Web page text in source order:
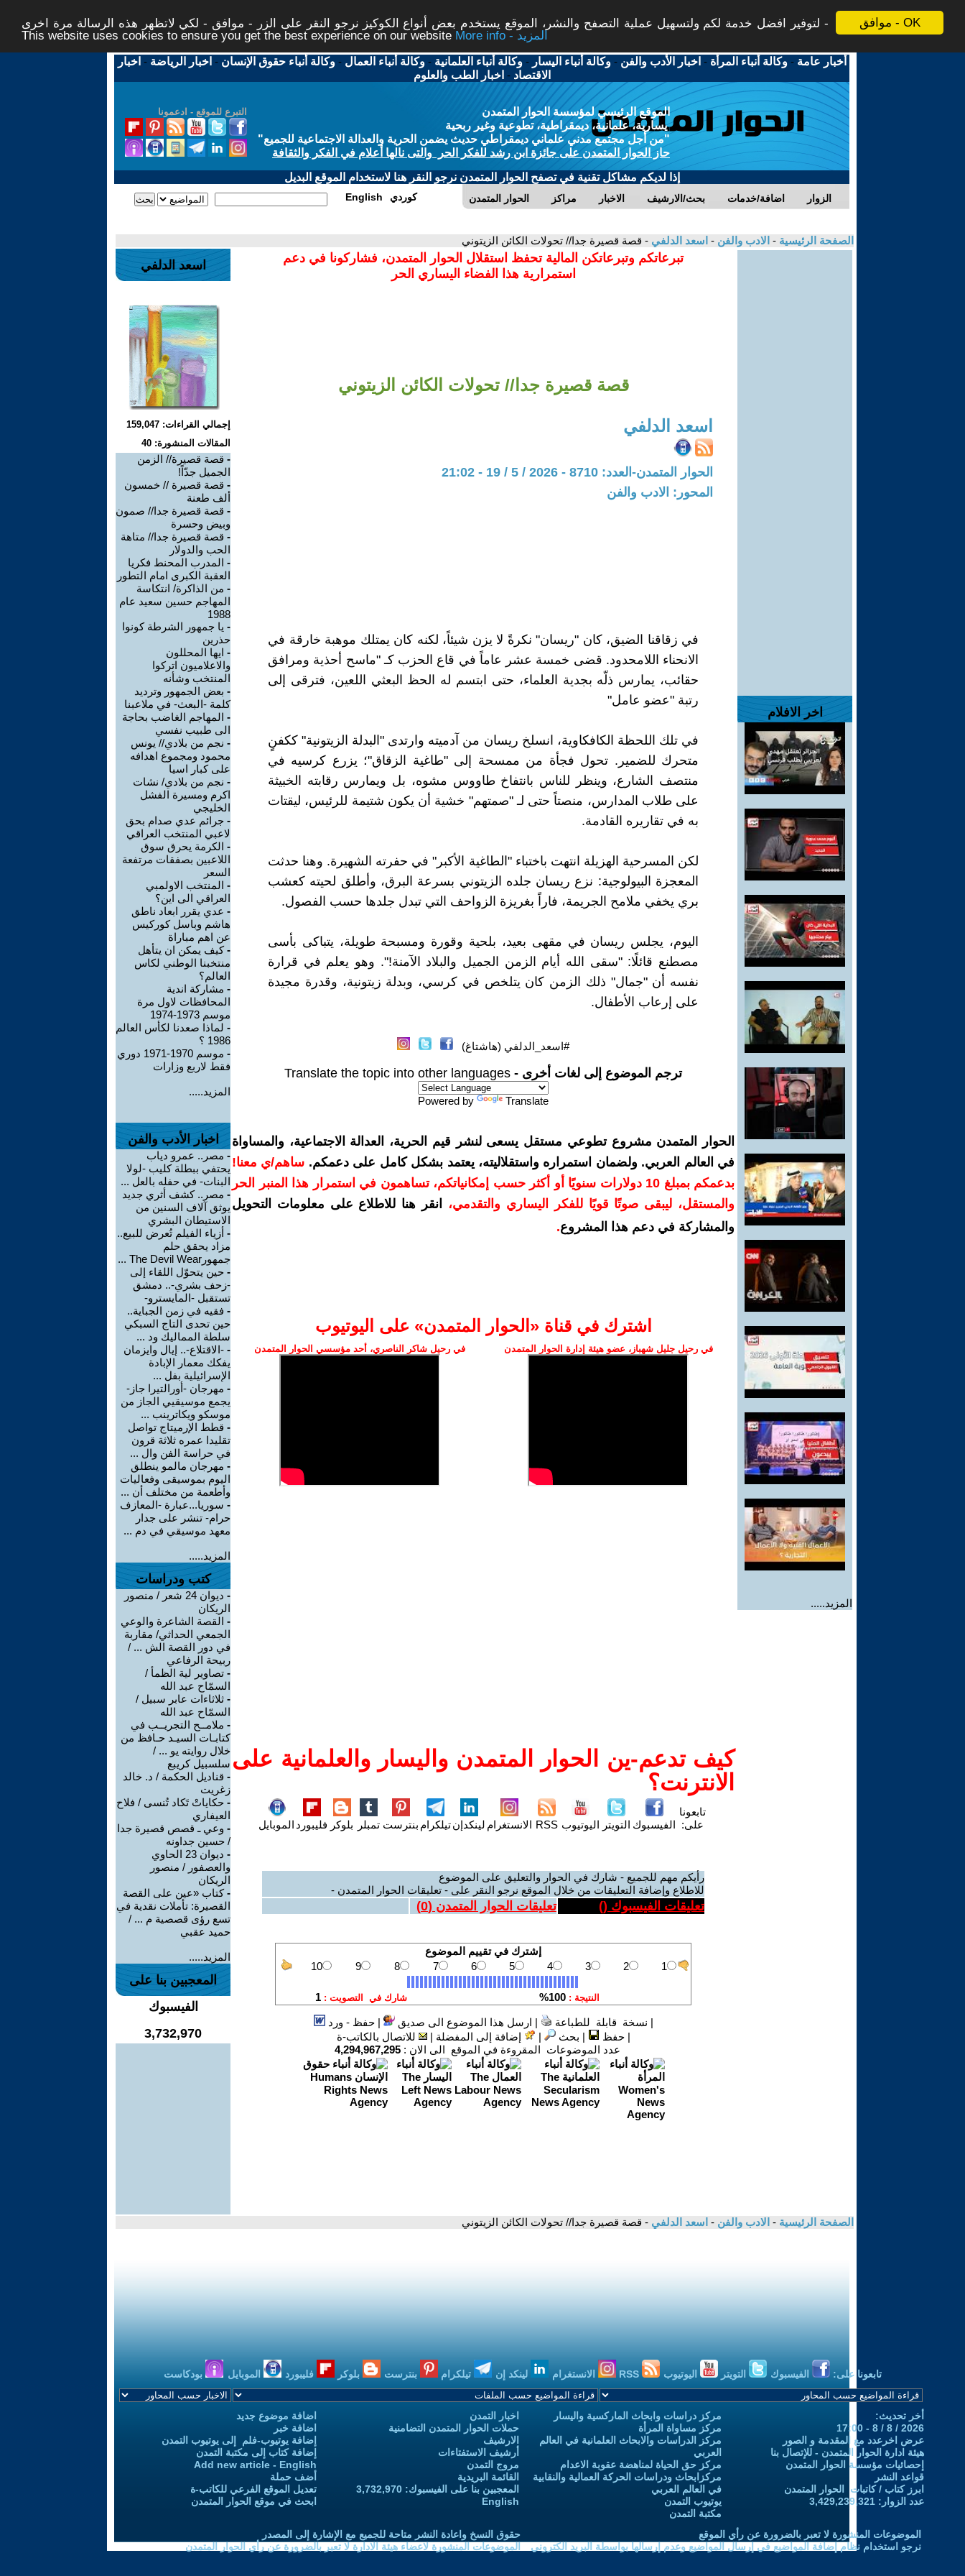
موافق - OK
لتوفير افضل خدمة لكم ولتسهيل عملية التصفح والنشر، الموقع يستخدم بعض أنواع الكوكيز نرجو النقر على الزر - موافق - لكي لاتظهر هذه الرسالة مرة اخرى -
This website uses cookies to ensure you get the best experience on our website
More info - المزيد
أخبار عامة -وكالة أنباء المرأة - اخبار الأدب والفن -وكالة أنباء اليسار -وكالة أنباء العلمانية -وكالة أنباء العمال -وكالة أنباء حقوق الإنسان - اخبار الرياضة - اخبار
الاقتصاد - اخبار الطب والعلوم
التبرع للموقع - ادعمونا
الموقع الرئيسي لمؤسسة الحوار المتمدن
يسارية، علمانية، ديمقراطية، تطوعية وغير ربحية
"من أجل مجتمع مدني علماني ديمقراطي حديث يضمن الحرية والعدالة الاجتماعية للجميع"
حاز الحوار المتمدن على جائزة ابن رشد للفكر الحر والتى نالها أعلام في الفكر والثقافة
إذا لديكم مشاكل تقنية في تصفح الحوار المتمدن نرجو النقر هنا لاستخدام الموقع البديل
الحوار المتمدن مراكز الاخبار بحث/الارشيف اضافة/خدمات الزوار English كوردي
الصفحة الرئيسية - الادب والفن - اسعد الدلفي - قصة قصيرة جدا// تحولات الكائن الزيتوني
اخر الافلام
المزيد.....
تبرعاتكم وتبرعاتكن المالية تحفظ استقلال الحوار المتمدن، فشاركونا في دعم
استمرارية هذا الفضاء اليساري الحر
قصة قصيرة جدا// تحولات الكائن الزيتوني
اسعد الدلفي
الحوار المتمدن-العدد: 8710 - 2026 / 5 / 19 - 21:02
المحور: الادب والفن
في زقاقنا الضيق، كان "ريسان" نكرةً لا يزن شيئاً، لكنه كان يمتلك موهبة خارقة في
الانحناء اللامحدود. قضى خمسة عشر عاماً في قاع الحزب كـ "ماسح أحذية ومرافق
حقائب، يمارس ذلّه بجدية العلماء، حتى ابتسم له الحظ البعثي اللعين، فترقى إلى
رتبة "عضو عامل"
في تلك اللحظة الكافكاوية، انسلخ ريسان من آدميته وارتدى "البدلة الزيتونية" ككفنٍ
متحرك للضمير. تحول فجأة من ممسحة إلى "طاغية الزقاق"؛ يزرع كرسيه في
منتصف الشارع، وينظر للناس بانتفاخ طاووس مشوه، بل ويمارس رقابته الخبيثة
على طلاب المدارس، منصتاً حتى لـ "صمتهم" خشية أن يكون شتيمة للرئيس، ليقتات
به في تقاريره القادمة.
لكن المسرحية الهزيلة انتهت باختباء "الطاغية الأكبر" في حفرته الشهيرة. وهنا حدثت
المعجزة البيولوجية: نزع ريسان جلده الزيتوني بسرعة البرق، وأطلق لحيته كعشب
بري يخفي ملامح الجريمة، فاراً بغريزة الزواحف التي تبدل جلدها حسب الفصول.
اليوم، يجلس ريسان في مقهى بعيد، بلحية وقورة ومسبحة طويلة، يتباكى بأسى
مصطنع قائلًا: "سقى الله أيام الزمن الجميل والبلاد الآمنة!". وهو يعلم في قرارة
نفسه أن "جمال" ذلك الزمن كان يتلخص في كرسي، وبدلة زيتونية، وقدرة مجيدة
على إرعاب الأطفال.
#اسعد_الدلفي (هاشتاغ)
ترجم الموضوع إلى لغات أخرى - Translate the topic into other languages
Powered by Translate
الحوار المتمدن مشروع تطوعي مستقل يسعى لنشر قيم الحرية، العدالة الاجتماعية، والمساواة
في العالم العربي. ولضمان استمراره واستقلاليته، يعتمد بشكل كامل على دعمكم. ساهم/ي معنا!
بدعمكم بمبلغ 10 دولارات سنويًا أو أكثر حسب إمكانياتكم، تساهمون في استمرار هذا المنبر الحر
والمستقل، ليبقى صوتًا قويًا للفكر اليساري والتقدمي،
انقر هنا للاطلاع على معلومات التحويل
والمشاركة في دعم هذا المشروع.
اشترك في قناة ‫«الحوار المتمدن» على اليوتيوب
في رحيل جليل شهباز، عضو هيئة إدارة الحوار المتمدن في رحيل شاكر الناصري، أحد مؤسسي الحوار المتمدن
كيف تدعم-ين الحوار المتمدن واليسار والعلمانية على
الانترنت؟
تابعونا
على: الفيسبوك التويتر اليوتيوب RSS الانستغرام لينكدإنتيلكرام بنترست تمبلر بلوكر فليبورد الموبايل
رأيكم مهم للجميع - شارك في الحوار والتعليق على الموضوع
للاطلاع وإضافة التعليقات من خلال الموقع نرجو النقر على - تعليقات الحوار المتمدن -
تعليقات الفيسبوك () تعليقات الحوار المتمدن (0
)
| نسخة قابلة للطباعة | ارسل هذا الموضوع الى صديق |حفظ - ورد
|حفظ | بحث | إضافة إلى المفضلة |
للاتصال بالكاتب-ة
عدد الموضوعات المقروءة في الموقع الى الان : 4,294,967,295
اسعد الدلفي
إجمالي القراءات: 159,047
المقالات المنشورة: 40
- قصة قصيرة// الزمن
الجميل جدّاً!
- قصة قصيرة // خمسون
ألف طعنة
- قصة قصيرة جدا// صمون
وبيض وحسرة
- قصة قصيرة جدا// متاهة
الحب والدولار
- المدرب المحنط فكريا
العقبة الكبرى امام التطور
- من الذاكرة/ انتكاسة
المهاجم حسين سعيد عام
1988
- يا جمهور الشرطة كونوا
حذرين
- ايها المحللون
والاعلاميون اتركوا
المنتخب وشأنه
- بعض الجمهور وترديد
كلمة -البعث- في ملاعبنا
- المهاجم الغاضب بحاجة
الى طبيب نفسي
- نجم من بلادي// يونس
محمود ومجموع اهدافه
على كبار اسيا
- نجم من بلادي/ نشات
اكرم ومسيرة الفشل
الخليجي
- جرائم عدي صدام بحق
لاعبي المنتخب العراقي
- الكرمة يحرق سوق
اللاعبين بصفقات مرتفعة
السعر
- المنتخب الاولمبي
العراقي الى اين؟
- عدي يقرر ابعاد ناطق
هاشم وباسل كوركيس
عن اهم مباراة
-كيف يمكن ان يتأهل
منتخبنا الوطني لكاس
العالم؟
- مشاركة اندية
المحافظات لاول مرة
موسم 1973-1974
- لماذا صعدنا لكأس العالم
1986 ؟
-
موسم 1970-1971 دوري
فقط لاربع وزارات
المزيد.....
اخبار الأدب والفن
- مصر.. عمرو دياب
يحتفي ببطلة كليب -لولا
البنات- في حفله بالعل ...
- مصر.. كشف أثري جديد
يوثق آلاف السنين من
الاستيطان البشري
- أزياء الفيلم تُعرض للبيع..
مزاد يحقق حلم
جمهورThe Devil Wear ...
- حين يتحوّل اللقاء إلى
-زحف بشري-.. دمشق
تستقبل -المايسترو-
- فقيه في زمن الجباية..
حين تحدى التاج السبكي
سلطة المماليك ود ...
- -الاقتلاع-.. إيال وايزمان
يفكك معمار الإبادة
الإسرائيلية بفل ...
- مهرجان -أورالتيرا جاز-
يجمع موسيقيي الجاز من
موسكو ويكاترينب ...
- قطط الإرميتاج تواصل
تقليدا عمره ثلاثة قرون
في حراسة الفن وال ...
- مهرجان مالمو ينطلق
اليوم بموسيقى وفعاليات
وأطعمة من مختلف أن ...
- سوريا...عبارة -المعازف
حرام- تنشر على جدار
معهد موسيقي في دم ...
المزيد.....
كتب ودراسات
-
ديوان 24 شعر / منصور
الريكان
- القصة الشاعرة والوعي
الجمعي الحداثي/ مقاربة
في دور القصة الش ... /
ربيحة الرفاعي
- تصاوير لية الظمأ /
السمّاح عبد الله
- ثلاثاءات عابر سبيل /
السمّاح عبد الله
- ملامــح التجريــب في
كتابـات السيـد حـافظ من
خلال روايته يو ... /
سلسبيل كريبع
- قناديل الحكمة / د. خالد
زغريت
- حكاياتْ تَكاد تُنسى / فلاح
العيفاري
- وعي ـ قصص قصيرة جدا
/ حسين جداونه
-
ديوان 23 الحاوي
والعصفور / منصور
الريكان
-كتاب «عين على القصة
القصيرة: تأملات نقدية في
تسع رؤى قصصية م ... /
حميد عقبي
المزيد.....
المعجبين بنا على
الفيسبوك
3,732,970
الصفحة الرئيسية - الادب والفن - اسعد الدلفي - قصة قصيرة جدا// تحولات الكائن الزيتوني
تابعونا على: الفيسبوك التويتر اليوتيوب الانستغرام لينكد إن تيلكرام بنترست بلوكر فليبورد الموبايل بودكاست
أخر تحديث:
2026 / 8 / 8 - 17:00
عرض اخرعدد مع المقدمة و الصور
هيئة ادارة الحوار المتمدن - للإتصال بنا
إحصائيات مؤسسة الحوار المتمدن
قواعد النشر
ابرز كتاب / كاتبات الحوار المتمدن
عدد الزوار: 3,429,239,321
مركز دراسات وابحاث الماركسية واليسار
مركز مساواة المرأة
مركز الدراسات والابحاث العلمانية في العالم
العربي
مركز حق الحياة لمناهضة عقوبة الاعدام
مركزابحاث ودراسات الحركة العمالية والنقابية
في العالم العربي
يوتيوب التمدن
مكتبة التمدن
اخبار التمدن
حملات الحوار المتمدن التضامنية
الارشيف
أرشيف الاستفتاءات
مروج التمدن
القائمة البريدية
المعجبين بنا على الفيسبوك: 3,732,970
English
اضافة موضوع جديد
اضافة خبر
إضافة يوتيوب-فلم إلى يوتيوب التمدن
إضافة كتاب إلى مكتبة التمدن
Add new article - English
أضف حملة
تعديل الموقع الفرعي للكاتب-ة
ابحث في موقع الحوار المتمدن
الموضوعات المنشورة لا تعبر بالضرورة عن رأي الموقع
نرجو استخدام نظام إضافة المواضيع في إرسال المواضيع وعدم إرسالها بواسطة البريد الكتروني
حقوق النسخ واعادة النشر متاحة للجميع مع الإشارة إلى المصدر
الموضوعات المنشورة لاعضاء هيئة الادارة لا تعبر بالضرورة عن رأي الحوار المتمدن